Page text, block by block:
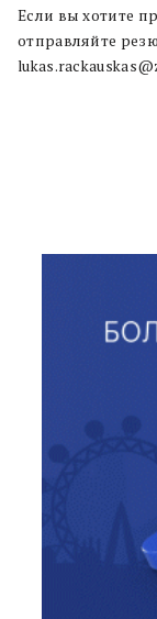
Если вы хотите
отправляйте